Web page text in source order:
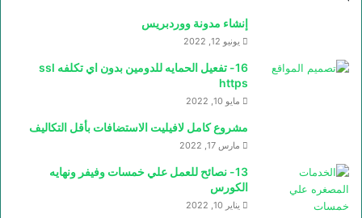
إنشاء مدونة ووردبريس
يونيو 12, 2022
16- تفعيل الحمايه للدومين بدون اي تكلفه ssl
https
مايو 10, 2022
مشروع كامل لافيليت الاستضافات بأقل التكاليف
مارس 17, 2022
13- نصائح للعمل علي خمسات وفيفر ونهايه
الكورس
يناير 10, 2022